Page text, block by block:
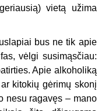
vietą užima
bus ne tik apie
vėlgi susimąsčiau:
Apie alkoholiką
kitokių gėrimų skonį
nesu ragavęs – mano